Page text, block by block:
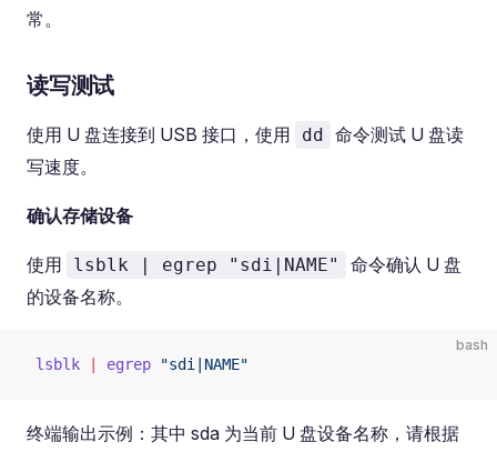
常。
读写测试
使用 U 盘连接到 USB 接口，使用 dd 命令测试 U 盘读
写速度。
确认存储设备
使用 lsblk | egrep "sdi|NAME"
命令确认 U 盘
的设备名称。
bash
lsblk egrep "sdi|NAME"
终端输出示例：其中 sda 为当前 U 盘设备名称，请根据